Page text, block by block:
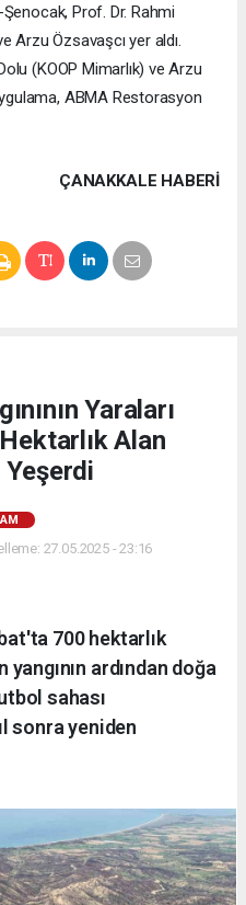
Prof. Dr. Rahmi
Arzu Özsavaşcı yer aldı.
(KOOP Mimarlık) ve Arzu
ABMA Restorasyon
ÇANAKKALE HABERİ
Yaraları
Alan
Yeşerdi
27.05.2025 - 23:16
700 hektarlık
ardından doğa
sahası
sonra yeniden